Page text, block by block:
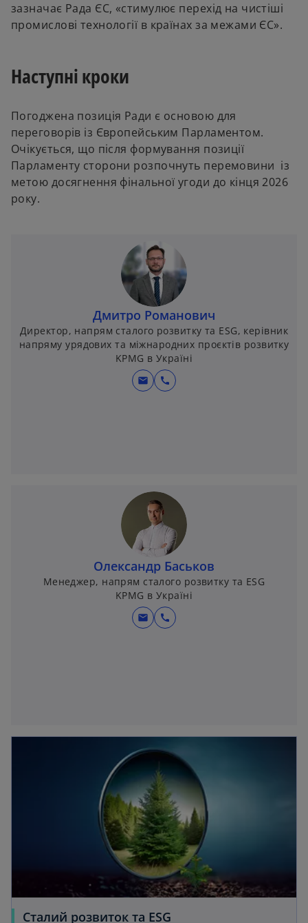
зазначає Рада ЄС, «стимулює перехід на чистіші
промислові технології в країнах за межами ЄС».
Наступні кроки
Погоджена позиція Ради є основою для
переговорів із Європейським Парламентом.
Очікується, що після формування позиції
Парламенту сторони розпочнуть перемовини із
метою досягнення фінальної угоди до кінця 2026
року.
Дмитро Романович
Директор, напрям сталого розвитку та ESG, керівник
напряму урядових та міжнародних проєктів розвитку
KPMG в Україні
mail call
Олександр Баськов
Менеджер, напрям сталого розвитку та ESG
KPMG в Україні
mail call
Сталий розвиток та ESG